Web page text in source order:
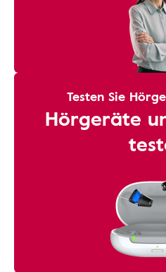
Testen Sie
Hörgeräte